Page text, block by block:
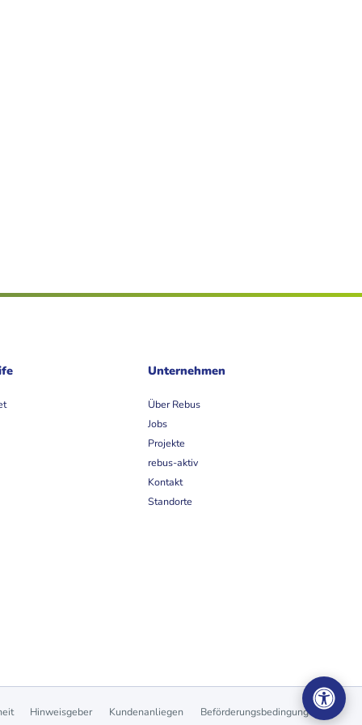
Unternehmen
Über Rebus
Jobs
Projekte
rebus-aktiv
Kontakt
Standorte
Hinweisgeber Kundenanliegen Beförderungsbedingungen